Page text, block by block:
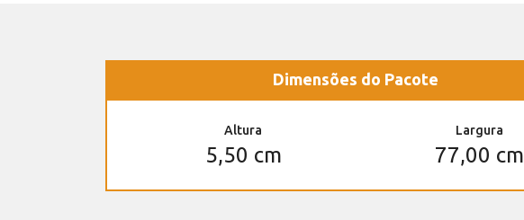
Dimensões do Pacote
Altura
5,50 cm
Largura
77,00 cm